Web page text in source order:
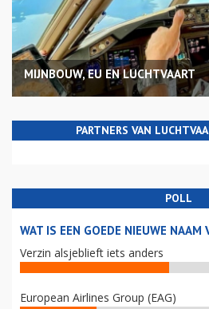
MIJNBOUW, EU EN LUCHTVAART
PARTNERS VAN
POLL
WAT IS EEN GOEDE NIEUWE NAAM
Verzin alsjeblieft iets anders
European Airlines Group (EAG)